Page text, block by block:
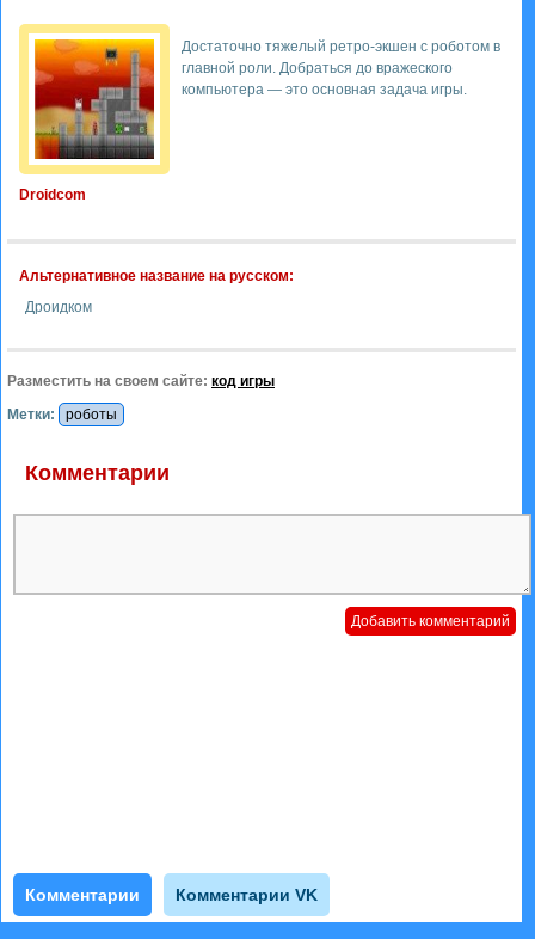
Droidcom
Достаточно тяжелый ретро-экшен с роботом в
главной роли. Добраться до вражеского
компьютера — это основная задача игры.
Альтернативное название на русском:
Дроидком
Разместить на своем сайте: код игры
Метки:
роботы
Комментарии
Комментарии Комментарии VK